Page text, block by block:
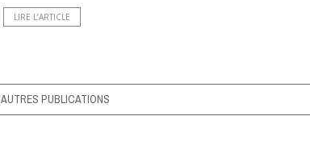
LIRE L’ARTICLE
PUBLICATIONS